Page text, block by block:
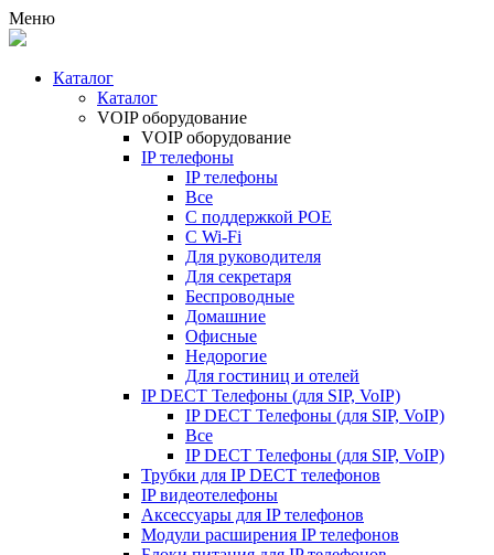
Меню
Каталог
Каталог
VOIP оборудование
VOIP оборудование
IP телефоны
IP телефоны
Все
С поддержкой POE
C Wi-Fi
Для руководителя
Для секретаря
Беспроводные
Домашние
Офисные
Недорогие
Для гостиниц и отелей
IP DECT Телефоны (для SIP, VoIP)
IP DECT Телефоны (для SIP, VoIP)
Все
IP DECT Телефоны (для SIP, VoIP)
Трубки для IP DECT телефонов
IP видеотелефоны
Аксессуары для IP телефонов
Модули расширения IP телефонов